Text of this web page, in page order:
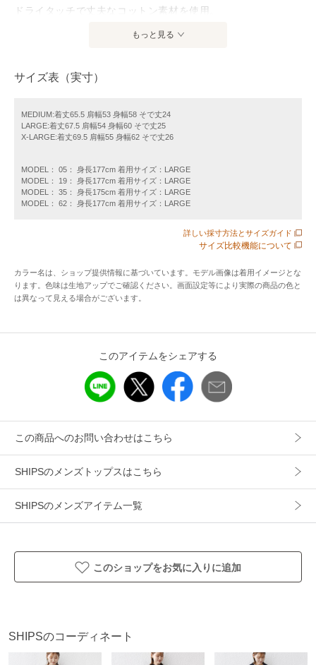
ドライタッチで丈夫なコットン素材を使用。
こなれた風合いと、味のあるカラーが魅力の無地Tシャツ。
ネックはシンプルなオーバーロック仕様を採用。
袖や裾にはシングルステッチを採用するなど、ヴィンテージT
シャツを思わせる昔ながらのディテールにもこだわっていま
程よくゆとりのあるシルエットで、着るだけでサマになるア
ます！
・程よくリラックスしたオリジナルのパターン
◆【SHIPS any別注】ONEITA:〈洗濯機可能〉ピグメント ダ
イ リラックス プリント Tシャツ
裏地：無
生地の厚み：普通
水洗い：洗濯機可
----------------------------
て一世を風靡したUSAブランド。歴史は古く1893年にアンダ
ーウェアのブランドとしスタートし、アンダーウェアからス
もっと見る
サイズ表（実寸）
MEDIUM:着丈65.5 肩幅53 身幅58 そで丈24
LARGE:着丈67.5 肩幅54 身幅60 そで丈25
X-LARGE:着丈69.5 肩幅55 身幅62 そで丈26
MODEL： 05： 身長177cm 着用サイズ：LARGE
MODEL： 19： 身長177cm 着用サイズ：LARGE
MODEL： 35： 身長175cm 着用サイズ：LARGE
MODEL： 62： 身長177cm 着用サイズ：LARGE
詳しい採寸方法とサイズガイド
サイズ比較機能について
カラー名は、ショップ提供情報に基づいています。モデル画像は着用イメージとな
ります。色味は生地アップでご確認ください。画面設定等により実際の商品の色と
は異なって見える場合がございます。
このアイテムをシェアする
この商品へのお問い合わせはこちら
SHIPSのメンズトップスはこちら
SHIPSのメンズアイテム一覧
このショップをお気に入りに追加
SHIPSのコーディネート